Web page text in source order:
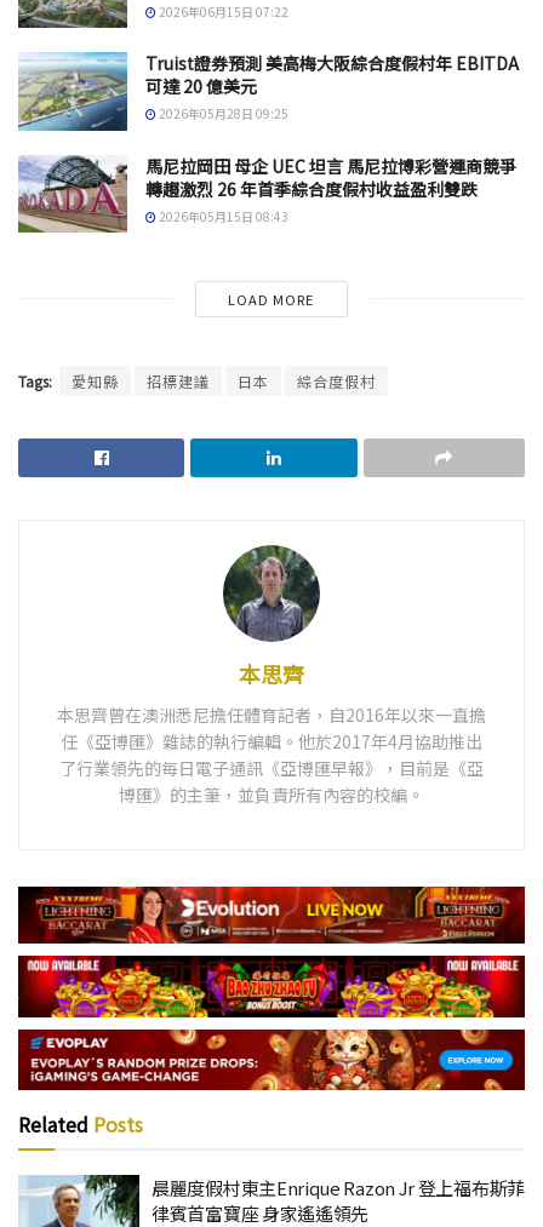
2026年06月15日 07:22
Truist證券預測 美高梅大阪綜合度假村年 EBITDA
可達 20 億美元
2026年05月28日 09:25
馬尼拉岡田 母企 UEC 坦言 馬尼拉博彩營運商競爭
轉趨激烈 26 年首季綜合度假村收益盈利雙跌
2026年05月15日 08:43
LOAD MORE
Tags: 愛知縣 招標建議 日本 綜合度假村
本思齊
本思齊曾在澳洲悉尼擔任體育記者，自2016年以來一直擔
任《亞博匯》雜誌的執行編輯。他於2017年4月協助推出
了行業領先的每日電子通訊《亞博匯早報》，目前是《亞
博匯》的主筆，並負責所有內容的校編。
Related Posts
晨麗度假村東主Enrique Razon Jr 登上福布斯菲
律賓首富寶座 身家遙遙領先